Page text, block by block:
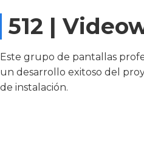
512 |
Este grupo de pantallas
un desarrollo exitoso del
de instalación.